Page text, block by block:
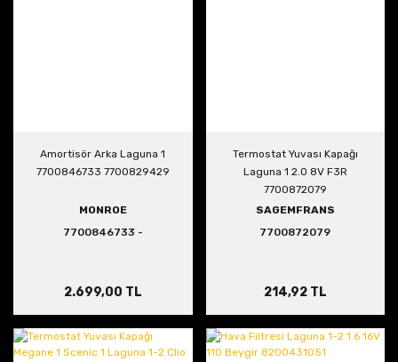
Amortisör Arka Laguna 1
7700846733 7700829429
MONROE
7700846733 -
2.699,00 TL
Termostat Yuvası Kapağı
Laguna 1 2.0 8V F3R
7700872079
SAGEMFRANS
7700872079
214,92 TL